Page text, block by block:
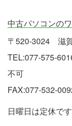
中古パソコンの
〒520-3024 滋
TEL:077-575-
不可
FAX:077-532-
日曜日は定休です